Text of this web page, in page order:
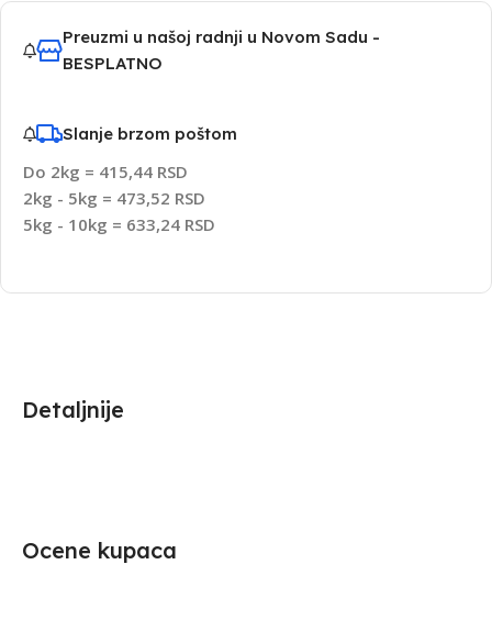
Preuzmi u našoj radnji u Novom Sadu -
BESPLATNO
Slanje brzom poštom
Do 2kg = 415,44 RSD
2kg - 5kg = 473,52 RSD
5kg - 10kg = 633,24 RSD
Detaljnije
Ocene kupaca